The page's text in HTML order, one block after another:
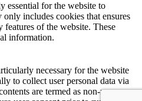
essential for the website to
includes cookies that ensures
of the website. These
information.
necessary for the website
to collect user personal data via
are termed as non-necessary